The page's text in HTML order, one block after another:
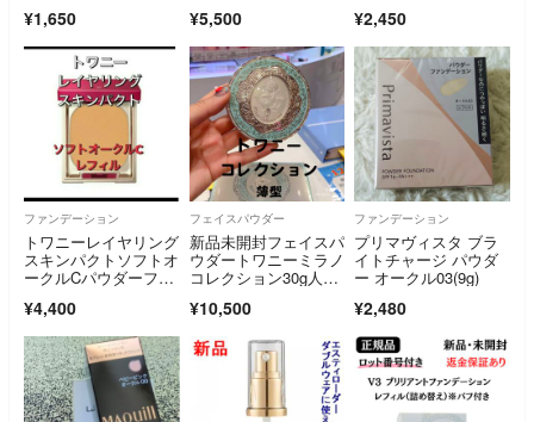
¥1,650 ¥5,500 ¥2,450
ファンデーション
トワニーレイヤリング
スキンパクトソフトオ
ークルCパウダーファ
¥4,400
フェイスパウダー
新品未開封フェイスパ
ウダートワニーミラノ
コレクション30g人気
¥10,500
ファンデーション
プリマヴィスタ ブラ
イトチャージ パウダ
ー オークル03(9g)
¥2,480